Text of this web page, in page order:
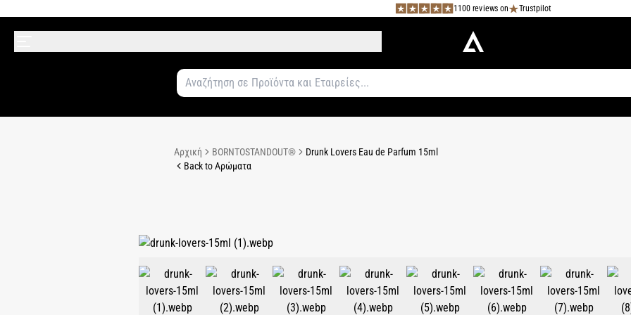
1100 reviews on Trustpilot
Αρχική BORNTOSTANDOUT®
Drunk Lovers Eau de Parfum 15ml
Back to Αρώματα